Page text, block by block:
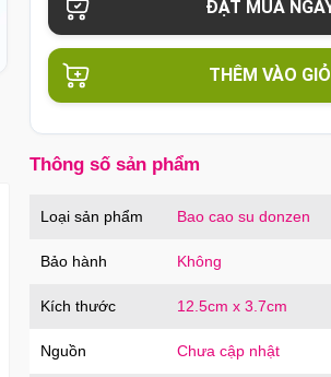
THÊM VÀO GIỎ
Thông số sản phẩm
Loại sản phẩm Bao cao su donzen
Bảo hành Không
Kích thước 12.5cm x 3.7cm
Nguồn Chưa cập nhật